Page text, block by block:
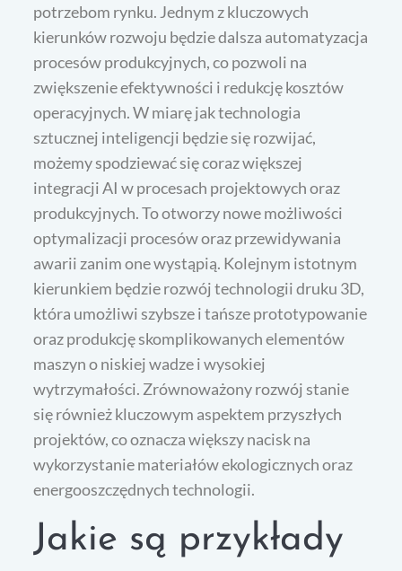
potrzebom rynku. Jednym z kluczowych
kierunków rozwoju będzie dalsza automatyzacja
procesów produkcyjnych, co pozwoli na
zwiększenie efektywności i redukcję kosztów
operacyjnych. W miarę jak technologia
sztucznej inteligencji będzie się rozwijać,
możemy spodziewać się coraz większej
integracji AI w procesach projektowych oraz
produkcyjnych. To otworzy nowe możliwości
optymalizacji procesów oraz przewidywania
awarii zanim one wystąpią. Kolejnym istotnym
kierunkiem będzie rozwój technologii druku 3D,
która umożliwi szybsze i tańsze prototypowanie
oraz produkcję skomplikowanych elementów
maszyn o niskiej wadze i wysokiej
wytrzymałości. Zrównoważony rozwój stanie
się również kluczowym aspektem przyszłych
projektów, co oznacza większy nacisk na
wykorzystanie materiałów ekologicznych oraz
energooszczędnych technologii.
Jakie są przykłady